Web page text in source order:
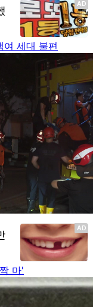
세대 불편
마'